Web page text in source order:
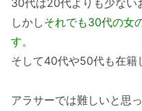
しかしそれでも30代の女
す。
そして40代や50代も在籍
アラサーでは難しいと思